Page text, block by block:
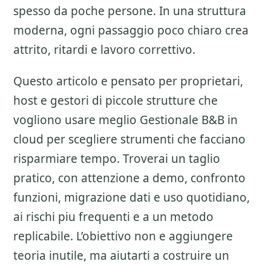
spesso da poche persone. In una struttura
moderna, ogni passaggio poco chiaro crea
attrito, ritardi e lavoro correttivo.
Questo articolo e pensato per proprietari,
host e gestori di piccole strutture che
vogliono usare meglio Gestionale B&B in
cloud per scegliere strumenti che facciano
risparmiare tempo. Troverai un taglio
pratico, con attenzione a demo, confronto
funzioni, migrazione dati e uso quotidiano,
ai rischi piu frequenti e a un metodo
replicabile. L’obiettivo non e aggiungere
teoria inutile, ma aiutarti a costruire un